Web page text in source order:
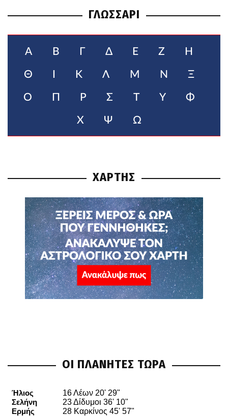
ΓΛΩΣΣΑΡΙ
Α Β Γ Δ Ε Ζ Η
Θ Κ Λ Μ Ν Ξ
Ο Π Ρ Σ Τ Υ Φ
Χ Ψ Ω
ΧΑΡΤΗΣ
ΟΙ ΠΛΑΝΗΤΕΣ ΤΩΡΑ